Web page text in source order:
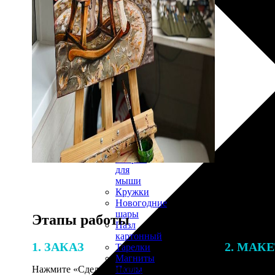
30х40
20х45
30х60
30х90
40х40
40х60
Пенокартон
Модульные
картины
ФотоПостеры
ФотоПодушки
Фотоcувениры
Значки
Коврик
для
мыши
Кружки
Новогодние
шары
Пазл
картонный
Тарелки
Магниты
Пазлы
Этапы работы
1. ЗАКАЗ
Нажмите «Сделать заказ», выберите
2.
В